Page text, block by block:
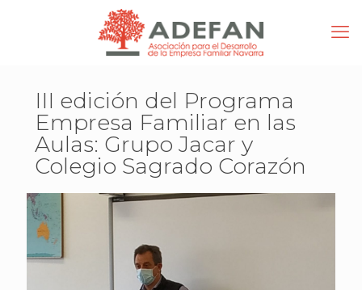
III edición del Programa
Empresa Familiar en las
Aulas: Grupo Jacar y
Colegio Sagrado Corazón